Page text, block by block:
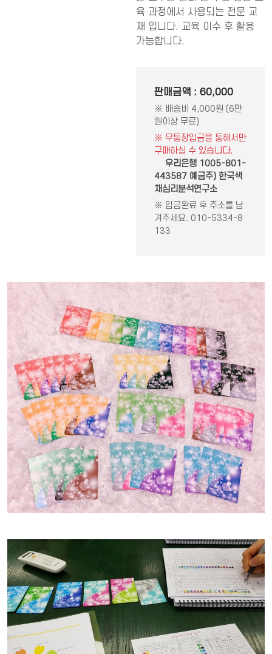
육 과정에서 사용되는 전문 교
재 입니다. 교육 이수 후 활용
가능합니다.
판매금액 : 60,000
※ 배송비 4,000원 (6만
원이상 무료)
※ 무통장입금을 통해서만
구매하실 수 있습니다.
우리은행 1005-801-
443587 예금주) 한국색
채심리분석연구소
※ 입금완료 후 주소를 남
겨주세요. 010-5334-8
133